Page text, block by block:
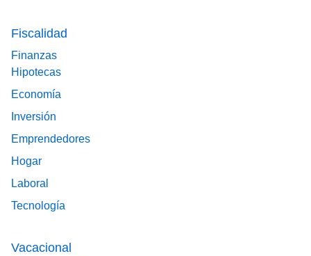
Fiscalidad
Finanzas
Hipotecas
Economía
Inversión
Emprendedores
Hogar
Laboral
Tecnología
Vacacional